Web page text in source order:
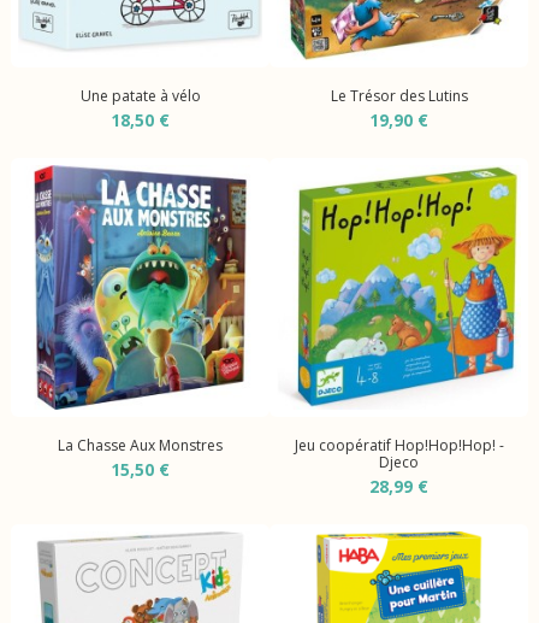
Une patate à vélo
18,50 €
Le Trésor des Lutins
19,90 €
La Chasse Aux Monstres
15,50 €
Jeu coopératif Hop!Hop!Hop! -
Djeco
28,99 €